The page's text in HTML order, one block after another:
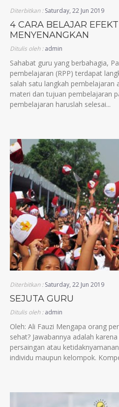
Diterbitkan :Saturday, 22 Jun 2019
4 CARA BELAJAR
MENYENANGKAN
Ditulis oleh :admin
Sahabat guru yang berbahagia,
pembelajaran (RPP) terdapat
salah satu langkah pembelajaran
materi dan tujuan pembelajaran
pembelajaran haruslah selesai...
Diterbitkan :Saturday, 22 Jun 2019
SEJUTA GURU
Ditulis oleh :admin
Oleh: Ali Fauzi Mengapa orang
sehat? Jawabannya adalah
persaingan atau
individu maupun kelompok.